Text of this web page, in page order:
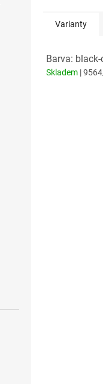
Varianty
Barva:
Skladem |